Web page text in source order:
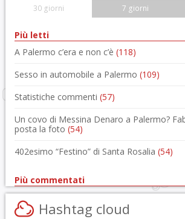
30 giorni 7 giorni
Più letti
A Palermo c’era e non c’è (118)
Sesso in automobile a Palermo (109)
Statistiche commenti (57)
Un covo di Messina Denaro a Palermo?
posta la foto (54)
402esimo “Festino” di Santa Rosalia (54)
Più commentati
Hashtag cloud